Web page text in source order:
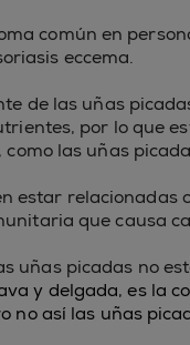
común en
eccema.
de las uñas
por lo que
como las uñas
estar relacionadas
que causa
uñas picadas no
y delgada, es la
no así las uñas